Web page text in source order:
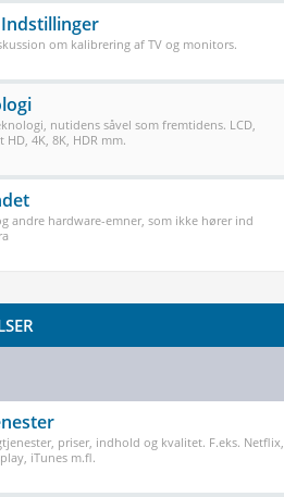
om kalibrering af TV og monitors.
nutidens såvel som fremtidens. LCD,
HD, 4K, 8K, HDR mm.
andre hardware-emner, som ikke hører ind
priser, indhold og kvalitet. F.eks. Netflix,
iTunes m.fl.